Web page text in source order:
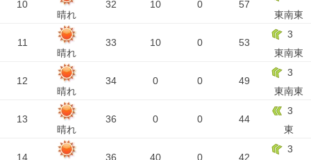
10
晴れ
32 10 0 57
東南東
11
晴れ
33 10 0 53
3
東南東
12
晴れ
34 0 0 49
3
東南東
13
晴れ
36 0 0 44
3
東
14 36 40 0 42
3